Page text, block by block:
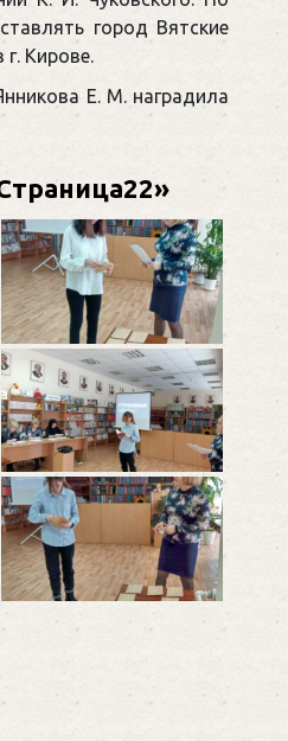
город Вятские
Кирове.
Е. М. наградила